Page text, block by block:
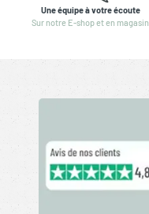
Une équipe à votre écoute
Sur notre E-shop et en magasin